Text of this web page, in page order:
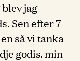
jag
Sen efter 7
så vi tanka
godis. min